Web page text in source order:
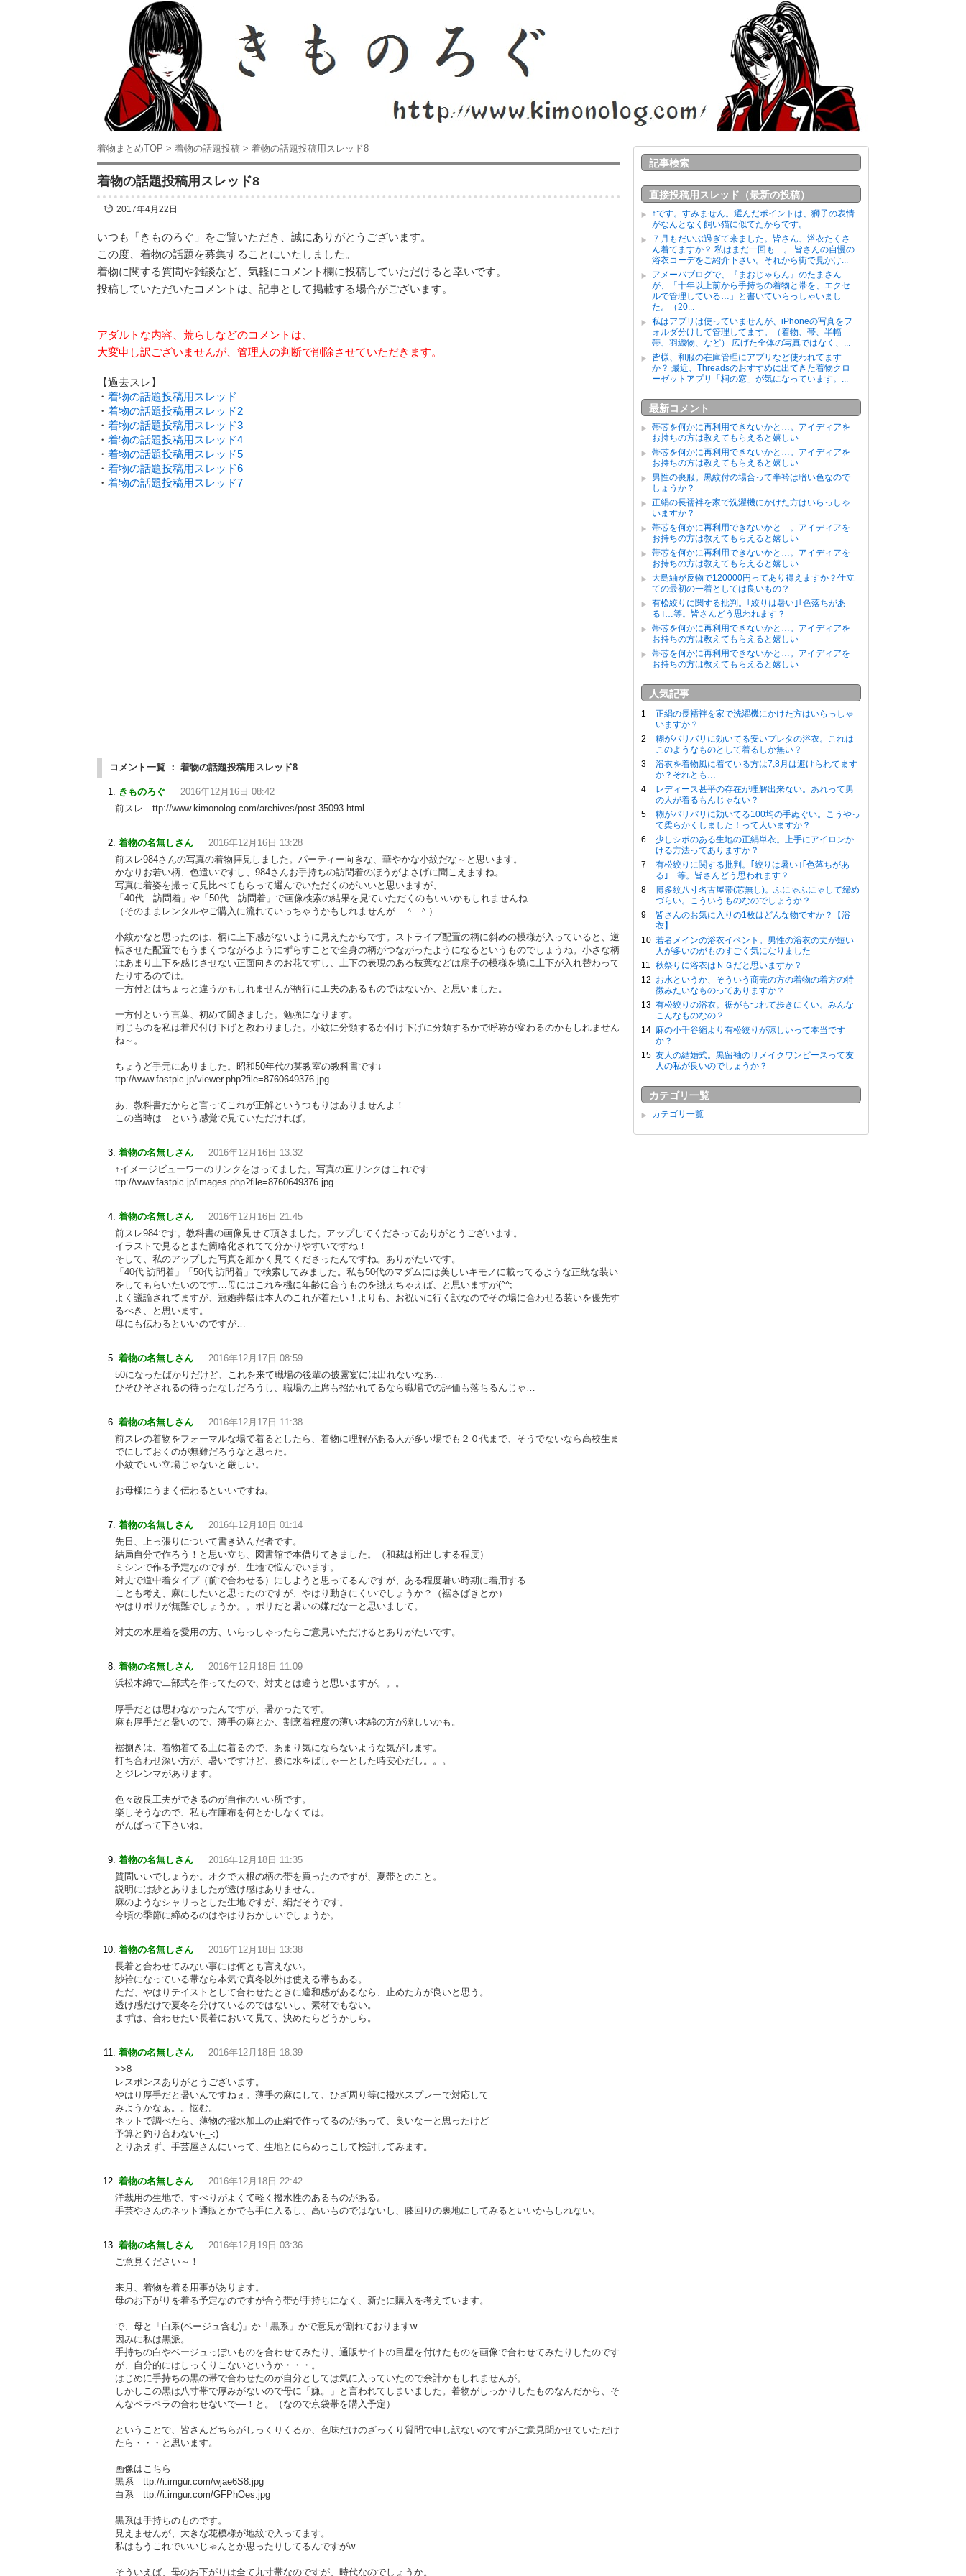
着物まとめTOP > 着物の話題投稿 > 着物の話題投稿用スレッド8
着物の話題投稿用スレッド8
2017年4月22日
いつも「きものろぐ」をご覧いただき、誠にありがとうございます。
この度、着物の話題を募集することにいたしました。
着物に関する質問や雑談など、気軽にコメント欄に投稿していただけると幸いです。
投稿していただいたコメントは、記事として掲載する場合がございます。
アダルトな内容、荒らしなどのコメントは、
大変申し訳ございませんが、管理人の判断で削除させていただきます。
【過去スレ】
・ 着物の話題投稿用スレッド
・ 着物の話題投稿用スレッド2
・ 着物の話題投稿用スレッド3
・ 着物の話題投稿用スレッド4
・ 着物の話題投稿用スレッド5
・ 着物の話題投稿用スレッド6
・ 着物の話題投稿用スレッド7
コメント一覧 ： 着物の話題投稿用スレッド8
きものろぐ 2016年12月16日 08:42
前スレ ttp://www.kimonolog.com/archives/post-35093.html
着物の名無しさん 2016年12月16日 13:28
前スレ984さんの写真の着物拝見しました。パーティー向きな、華やかな小紋だな～と思います。
かなりお若い柄、色遣いですし、984さんお手持ちの訪問着のほうがよさげに聞こえますね。
写真に着姿を撮って見比べてもらって選んでいただくのがいいと思いますが、
「40代 訪問着」や「50代 訪問着」で画像検索の結果を見ていただくのもいいかもしれませんね
（そのままレンタルやご購入に流れていっちゃうかもしれませんが ＾_＾）
小紋かなと思ったのは、柄に上下感がないように見えたからです。ストライプ配置の柄に斜めの模様が入っていると、逆
転させた配置でもうまくつながるようにずらすことで全身の柄がつながったようになるというものでしょうね。小さな柄
はあまり上下を感じさせない正面向きのお花ですし、上下の表現のある枝葉などは扇子の模様を境に上下が入れ替わって
たりするのでは。
一方付とはちょっと違うかもしれませんが柄行に工夫のあるものではないか、と思いました。
一方付という言葉、初めて聞きました。勉強になります。
同じものを私は着尺付け下げと教わりました。小紋に分類するか付け下げに分類するかで呼称が変わるのかもしれません
ね～。
ちょうど手元にありました。昭和50年代の某教室の教科書です↓
ttp://www.fastpic.jp/viewer.php?file=8760649376.jpg
あ、教科書だからと言ってこれが正解というつもりはありませんよ！
この当時は という感覚で見ていただければ。
着物の名無しさん 2016年12月16日 13:32
↑イメージビューワーのリンクをはってました。写真の直リンクはこれです
ttp://www.fastpic.jp/images.php?file=8760649376.jpg
着物の名無しさん 2016年12月16日 21:45
前スレ984です。教科書の画像見せて頂きました。アップしてくださってありがとうございます。
イラストで見るとまた簡略化されてて分かりやすいですね！
そして、私のアップした写真を細かく見てくださったんですね。ありがたいです。
「40代 訪問着」「50代 訪問着」で検索してみました。私も50代のマダムには美しいキモノに載ってるような正統な装い
をしてもらいたいのです…母にはこれを機に年齢に合うものを誂えちゃえば、と思いますが(^^;
よく議論されてますが、冠婚葬祭は本人のこれが着たい！よりも、お祝いに行く訳なのでその場に合わせる装いを優先す
るべき、と思います。
母にも伝わるといいのですが…
着物の名無しさん 2016年12月17日 08:59
50になったばかりだけど、これを来て職場の後輩の披露宴には出れないなあ…
ひそひそされるの待ったなしだろうし、職場の上席も招かれてるなら職場での評価も落ちるんじゃ…
着物の名無しさん 2016年12月17日 11:38
前スレの着物をフォーマルな場で着るとしたら、着物に理解がある人が多い場でも２０代まで、そうでないなら高校生ま
でにしておくのが無難だろうなと思った。
小紋でいい立場じゃないと厳しい。
お母様にうまく伝わるといいですね。
着物の名無しさん 2016年12月18日 01:14
先日、上っ張りについて書き込んだ者です。
結局自分で作ろう！と思い立ち、図書館で本借りてきました。（和裁は裄出しする程度）
ミシンで作る予定なのですが、生地で悩んでいます。
対丈で道中着タイプ（前で合わせる）にしようと思ってるんですが、ある程度暑い時期に着用する
ことも考え、麻にしたいと思ったのですが、やはり動きにくいでしょうか？（裾さばきとか）
やはりポリが無難でしょうか。。ポリだと暑いの嫌だなーと思いまして。
対丈の水屋着を愛用の方、いらっしゃったらご意見いただけるとありがたいです。
着物の名無しさん 2016年12月18日 11:09
浜松木綿で二部式を作ってたので、対丈とは違うと思いますが。。。
厚手だとは思わなかったんですが、暑かったです。
麻も厚手だと暑いので、薄手の麻とか、割烹着程度の薄い木綿の方が涼しいかも。
裾捌きは、着物着てる上に着るので、あまり気にならないような気がします。
打ち合わせ深い方が、暑いですけど、膝に水をばしゃーとした時安心だし。。。
とジレンマがあります。
色々改良工夫ができるのが自作のいい所です。
楽しそうなので、私も在庫布を何とかしなくては。
がんばって下さいね。
着物の名無しさん 2016年12月18日 11:35
質問いいでしょうか。オクで大根の柄の帯を買ったのですが、夏帯とのこと。
説明には紗とありましたが透け感はありません。
麻のようなシャリっとした生地ですが、絹だそうです。
今頃の季節に締めるのはやはりおかしいでしょうか。
着物の名無しさん 2016年12月18日 13:38
長着と合わせてみない事には何とも言えない。
紗袷になっている帯なら本気で真冬以外は使える帯もある。
ただ、やはりテイストとして合わせたときに違和感があるなら、止めた方が良いと思う。
透け感だけで夏冬を分けているのではないし、素材でもない。
まずは、合わせたい長着において見て、決めたらどうかしら。
着物の名無しさん 2016年12月18日 18:39
>>8
レスポンスありがとうございます。
やはり厚手だと暑いんですねぇ。薄手の麻にして、ひざ周り等に撥水スプレーで対応して
みようかなぁ。。悩む。
ネットで調べたら、薄物の撥水加工の正絹で作ってるのがあって、良いなーと思ったけど
予算と釣り合わない(-_-;)
とりあえず、手芸屋さんにいって、生地とにらめっこして検討してみます。
着物の名無しさん 2016年12月18日 22:42
洋裁用の生地で、すべりがよくて軽く撥水性のあるものがある。
手芸やさんのネット通販とかでも手に入るし、高いものではないし、膝回りの裏地にしてみるといいかもしれない。
着物の名無しさん 2016年12月19日 03:36
ご意見ください～！
来月、着物を着る用事があります。
母のお下がりを着る予定なのですが合う帯が手持ちになく、新たに購入を考えています。
で、母と「白系(ベージュ含む)」か「黒系」かで意見が割れておりますw
因みに私は黒派。
手持ちの白やベージュっぽいものを合わせてみたり、通販サイトの目星を付けたものを画像で合わせてみたりしたのです
が、自分的にはしっくりこないというか・・・。
はじめに手持ちの黒の帯で合わせたのが自分としては気に入っていたので余計かもしれませんが。
しかしこの黒は八寸帯で厚みがないので母に「嫌。」と言われてしまいました。着物がしっかりしたものなんだから、そ
んなペラペラの合わせないで―！と。（なので京袋帯を購入予定）
ということで、皆さんどちらがしっくりくるか、色味だけのざっくり質問で申し訳ないのですがご意見聞かせていただけ
たら・・・と思います。
画像はこちら
黒系 ttp://i.imgur.com/wjae6S8.jpg
白系 ttp://i.imgur.com/GFPhOes.jpg
黒系は手持ちのものです。
見えませんが、大きな花模様が地紋で入ってます。
私はもうこれでいいじゃんとか思ったりしてるんですがw
そういえば、母のお下がりは全て九寸帯なのですが、時代なのでしょうか。
記事検索
直接投稿用スレッド（最新の投稿）
↑です。すみません。選んだポイントは、獅子の表情
がなんとなく飼い猫に似てたからです。
７月もだいぶ過ぎて来ました。皆さん、浴衣たくさ
ん着てますか？ 私はまだ一回も…。 皆さんの自慢の
浴衣コーデをご紹介下さい。それから街で見かけ...
アメーバブログで、『まおじゃらん』のたまさん
が、「十年以上前から手持ちの着物と帯を、エクセ
ルで管理している…」と書いていらっしゃいまし
た。（20...
私はアプリは使っていませんが、iPhoneの写真をフ
ォルダ分けして管理してます。（着物、帯、半幅
帯、羽織物、など） 広げた全体の写真ではなく、...
皆様、和服の在庫管理にアプリなど使われてます
か？ 最近、Threadsのおすすめに出てきた着物クロ
ーゼットアプリ「桐の窓」が気になっています。...
最新コメント
帯芯を何かに再利用できないかと…。アイディアを
お持ちの方は教えてもらえると嬉しい
帯芯を何かに再利用できないかと…。アイディアを
お持ちの方は教えてもらえると嬉しい
男性の喪服。黒紋付の場合って半衿は暗い色なので
しょうか？
正絹の長襦袢を家で洗濯機にかけた方はいらっしゃ
いますか？
帯芯を何かに再利用できないかと…。アイディアを
お持ちの方は教えてもらえると嬉しい
帯芯を何かに再利用できないかと…。アイディアを
お持ちの方は教えてもらえると嬉しい
大島紬が反物で120000円ってあり得えますか？仕立
ての最初の一着としては良いもの？
有松絞りに関する批判。｢絞りは暑い｣｢色落ちがあ
る｣…等。皆さんどう思われます？
帯芯を何かに再利用できないかと…。アイディアを
お持ちの方は教えてもらえると嬉しい
帯芯を何かに再利用できないかと…。アイディアを
お持ちの方は教えてもらえると嬉しい
人気記事
正絹の長襦袢を家で洗濯機にかけた方はいらっしゃ
いますか？
糊がバリバリに効いてる安いプレタの浴衣。これは
このようなものとして着るしか無い？
浴衣を着物風に着ている方は7,8月は避けられてます
か？それとも…
レディース甚平の存在が理解出来ない。あれって男
の人が着るもんじゃない？
糊がバリバリに効いてる100均の手ぬぐい。こうやっ
て柔らかくしました！って人いますか？
少しシボのある生地の正絹単衣。上手にアイロンか
ける方法ってありますか？
有松絞りに関する批判。｢絞りは暑い｣｢色落ちがあ
る｣…等。皆さんどう思われます？
博多紋八寸名古屋帯(芯無し)。ふにゃふにゃして締め
づらい。こういうものなのでしょうか？
皆さんのお気に入りの1枚はどんな物ですか？【浴
衣】
若者メインの浴衣イベント。男性の浴衣の丈が短い
人が多いのがものすごく気になりました
秋祭りに浴衣はＮＧだと思いますか？
お水というか、そういう商売の方の着物の着方の特
徴みたいなものってありますか？
有松絞りの浴衣。裾がもつれて歩きにくい。みんな
こんなものなの？
麻の小千谷縮より有松絞りが涼しいって本当です
か？
友人の結婚式。黒留袖のリメイクワンピースって友
人の私が良いのでしょうか？
カテゴリ一覧
カテゴリ一覧